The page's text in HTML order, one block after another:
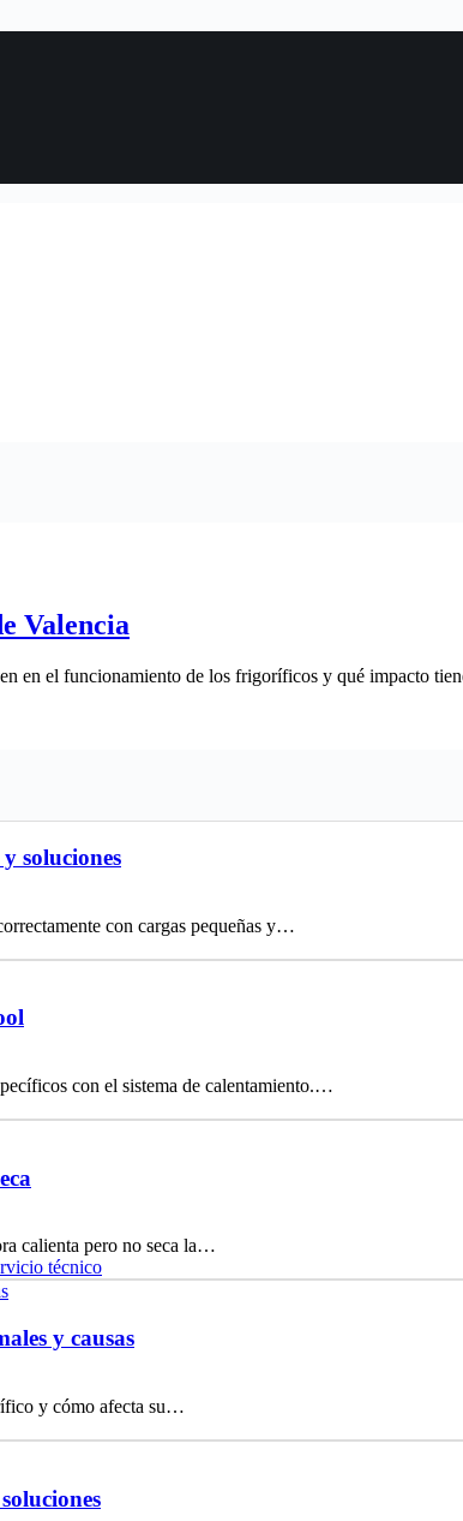
Valencia
en el funcionamiento de los frigoríficos y qué impacto
soluciones
con cargas pequeñas y…
con el sistema de calentamiento.…
calienta pero no seca la…
técnico
y causas
y cómo afecta su…